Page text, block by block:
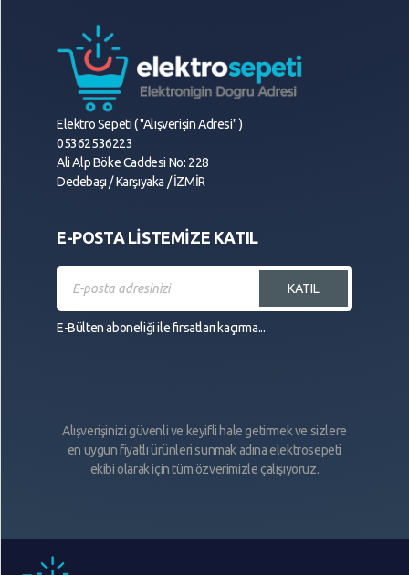
Elektro Sepeti ( "Alışverişin Adresi" )
05362536223
Ali Alp Böke Caddesi No: 228
Dedebaşı / Karşıyaka / İZMİR
E-POSTA LİSTEMİZE KATIL
KATIL
E-Bülten aboneliği ile fırsatları kaçırma...
Alışverişinizi güvenli ve keyifli hale getirmek ve sizlere
en uygun fiyatlı ürünleri sunmak adına elektrosepeti
ekibi olarak için tüm özverimizle çalışıyoruz.